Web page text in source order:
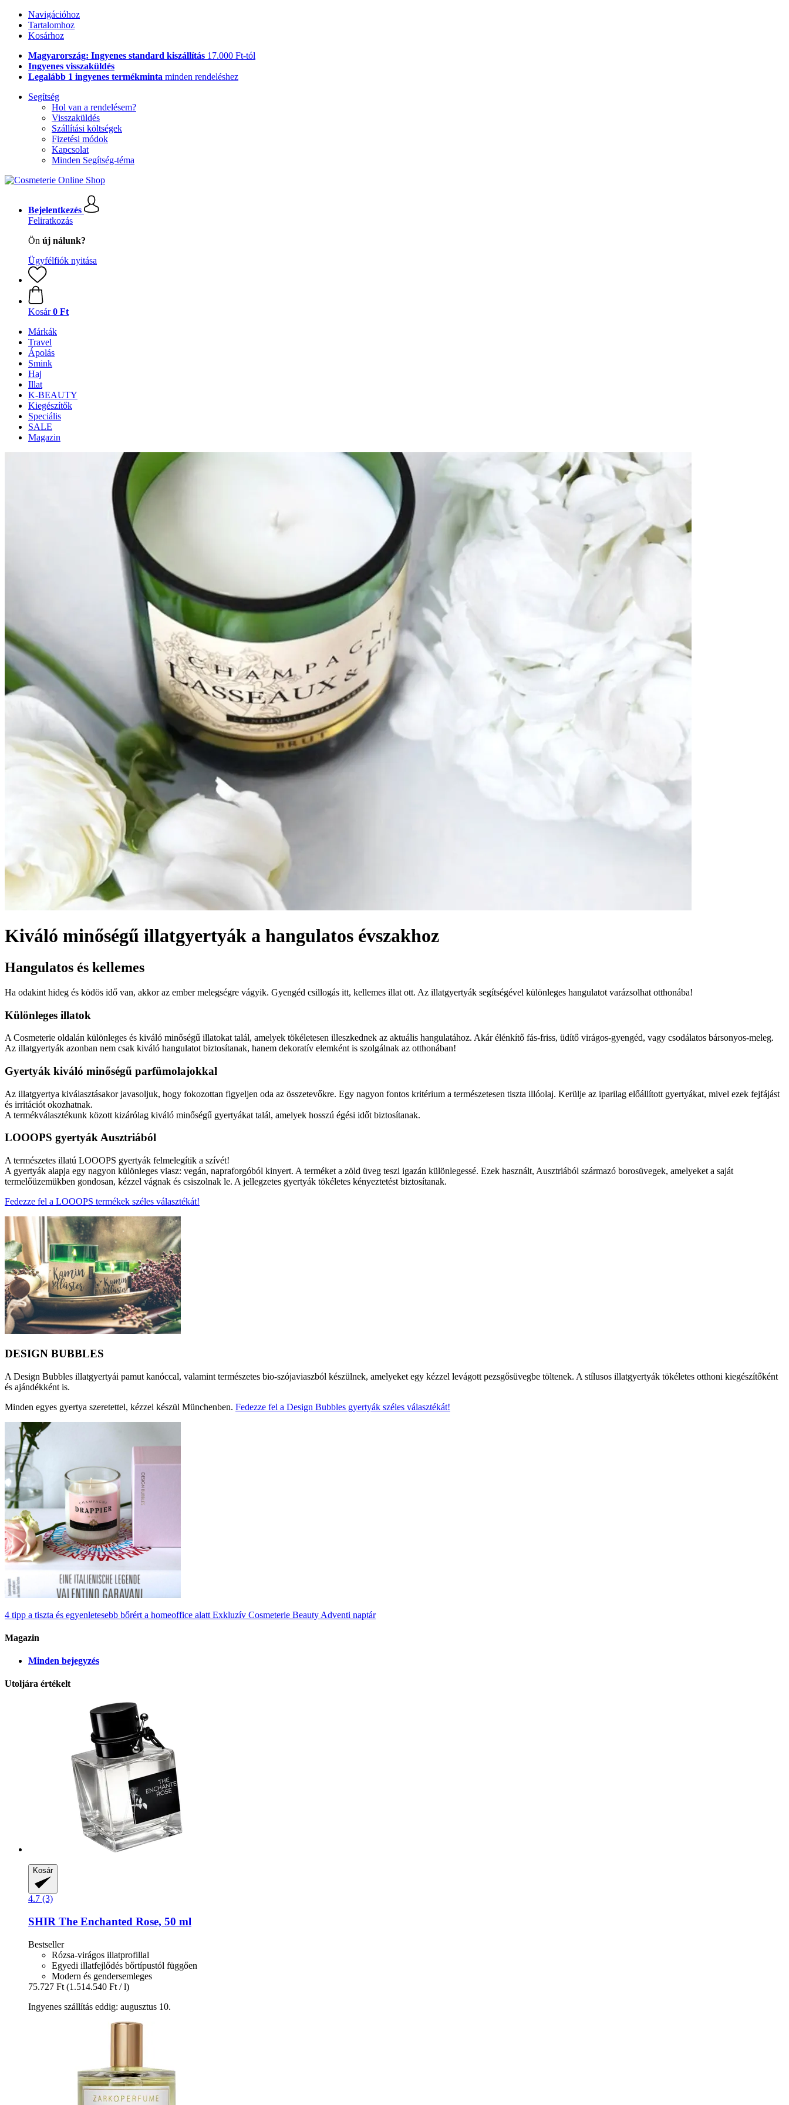
Navigációhoz
Tartalomhoz
Kosárhoz
Magyarország: Ingyenes standard kiszállítás 17.000 Ft-tól
Ingyenes visszaküldés
Legalább 1 ingyenes termékminta minden rendeléshez
Segítség
Hol van a rendelésem?
Visszaküldés
Szállítási költségek
Fizetési módok
Kapcsolat
Minden Segítség-téma
Bejelentkezés
Feliratkozás
Ön új nálunk?
Ügyfélfiók nyitása
Kosár 0 Ft
Márkák
Travel
Ápolás
Smink
Haj
Illat
K-BEAUTY
Kiegészítők
Speciális
SALE
Magazin
Kiváló minőségű illatgyertyák a hangulatos évszakhoz
Hangulatos és kellemes
Ha odakint hideg és ködös idő van, akkor az ember melegségre vágyik. Gyengéd csillogás itt, kellemes illat ott. Az illatgyertyák segítségével különleges hangulatot varázsolhat otthonába!
Különleges illatok
A Cosmeterie oldalán különleges és kiváló minőségű illatokat talál, amelyek tökéletesen illeszkednek az aktuális hangulatához. Akár élénkítő fás-friss, üdítő virágos-gyengéd, vagy csodálatos bársonyos-meleg.
Az illatgyertyák azonban nem csak kiváló hangulatot biztosítanak, hanem dekoratív elemként is szolgálnak az otthonában!
Gyertyák kiváló minőségű parfümolajokkal
Az illatgyertya kiválasztásakor javasoljuk, hogy fokozottan figyeljen oda az összetevőkre. Egy nagyon fontos kritérium a természetesen tiszta illóolaj. Kerülje az iparilag előállított gyertyákat, mivel ezek fejfájást
és irritációt okozhatnak.
A termékválasztékunk közott kizárólag kiváló minőségű gyertyákat talál, amelyek hosszú égési időt biztosítanak.
LOOOPS gyertyák Ausztriából
A természetes illatú LOOOPS gyertyák felmelegítik a szívét!
A gyertyák alapja egy nagyon különleges viasz: vegán, napraforgóból kinyert. A terméket a zöld üveg teszi igazán különlegessé. Ezek használt, Ausztriából származó borosüvegek, amelyeket a saját
termelőüzemükben gondosan, kézzel vágnak és csiszolnak le. A jellegzetes gyertyák tökéletes kényeztetést biztosítanak.
Fedezze fel a LOOOPS termékek széles választékát!
DESIGN BUBBLES
A Design Bubbles illatgyertyái pamut kanóccal, valamint természetes bio-szójaviaszból készülnek, amelyeket egy kézzel levágott pezsgősüvegbe töltenek. A stílusos illatgyertyák tökéletes otthoni kiegészítőként
és ajándékként is.
Minden egyes gyertya szeretettel, kézzel készül Münchenben. Fedezze fel a Design Bubbles gyertyák széles választékát!
4 tipp a tiszta és egyenletesebb bőrért a homeoffice alatt Exkluzív Cosmeterie Beauty Adventi naptár
Magazin
Minden bejegyzés
Utoljára értékelt
Kosár
4.7 (3)
SHIR The Enchanted Rose, 50 ml
Bestseller
Rózsa-virágos illatprofillal
Egyedi illatfejlődés bőrtípustól függően
Modern és gendersemleges
75.727 Ft (1.514.540 Ft / l)
Ingyenes szállítás eddig: augusztus 10.